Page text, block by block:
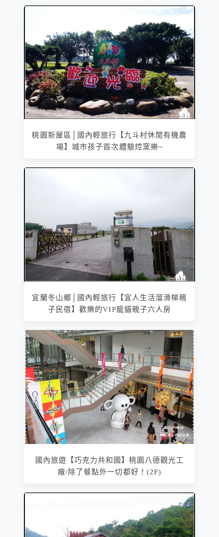
桃園新屋區│國內輕旅行【九斗村休閒有機農
場】城市孩子首次體驗焢窯樂~
宜蘭冬山鄉│國內輕旅行【宜人生活溜滑梯親
子民宿】歡樂的VIP龍貓親子六人房
國內旅遊【巧克力共和國】桃園八德觀光工
廠/除了餐點外一切都好！(2F)